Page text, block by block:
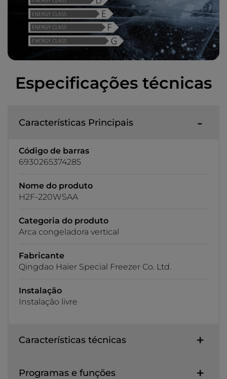
Especificações técnicas
Características Principais
Código de barras
6930265374285
Nome do produto
H2F-220WSAA
Categoria do produto
Arca congeladora vertical
Fabricante
Qingdao Haier Special Freezer Co. Ltd.
Instalação
Instalação livre
Características técnicas
Programas e funções